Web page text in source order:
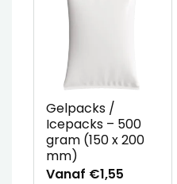
Gelpacks /
Icepacks – 500
gram (150 x 200
mm)
Vanaf €1,55